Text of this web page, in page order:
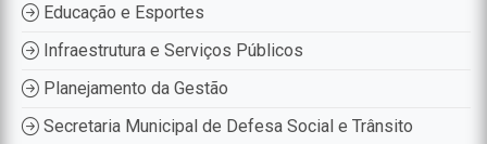
Educação e Esportes
Infraestrutura e Serviços Públicos
Planejamento da Gestão
Secretaria Municipal de Defesa Social e Trânsito